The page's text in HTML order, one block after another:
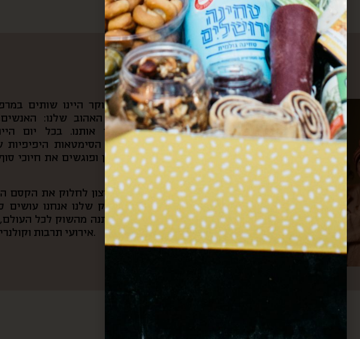
About us
את הקפה הראשון של הבוקר היינו שותים
ומשם היינו צופים בשוק האהוב שלנו:
הצבעים והקולות שמילאו אותנו. בכל יום
לאוניברסיטה ועוברים דרך הסימטאות
ובכל ערב היינו חוזרים דרכן ופוגשים את חיוכי
מתוך כל החוויות האלה והרצון לחלוק את הקסם
את “קופסא מהשוק”. בעסק שלנו אנחנו עושים
בשוק, שולחים קופסאות מתנה מהשוק לכל העולם,